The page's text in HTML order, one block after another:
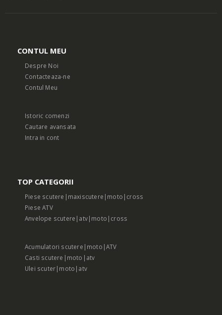
CONTUL MEU
Despre Noi
Contacteaza-ne
Contul Meu
Istoric comenzi
Cautare avansata
Intra in cont
TOP CATEGORII
Piese scutere|maxiscutere|moto|cross
Piese ATV
Anvelope scutere|atv|moto|cross
Acumulatori scutere|moto|ATV
Casti scutere|moto|atv
Ulei scuter|moto|atv